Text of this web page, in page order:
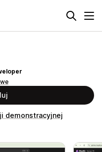
demonstracyjnej